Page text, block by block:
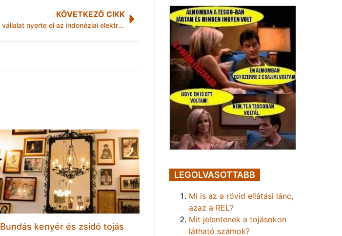
KÖVETKEZŐ CIKK
Szijjártó Péter: magyar vállalat nyerte el az indonéziai elektronikus útdíjhálózat kiépítését
Bundás kenyér és zsidó tojás
LEGOLVASOTTABB
Mi is az a rövid ellátási lánc,
azaz a REL?
Mit jelentenek a tojásokon
látható számok?